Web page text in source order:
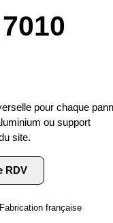
Marquage
pour chaque
ou support
site.
RDV
Fabrication française